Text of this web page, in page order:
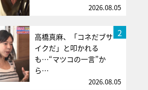
2026.08.05
2
高橋真麻、「コネだブサ
イクだ」と叩かれる
も…“マツコの一言”か
ら…
2026.08.05